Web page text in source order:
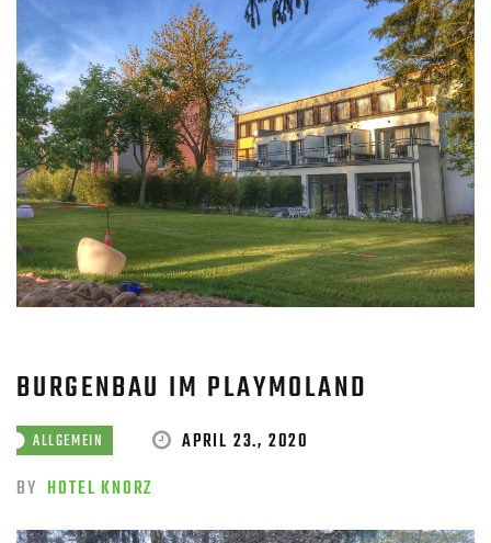
BURGENBAU IM PLAYMOLAND
ALLGEMEIN
APRIL 23., 2020
BY HOTEL KNORZ